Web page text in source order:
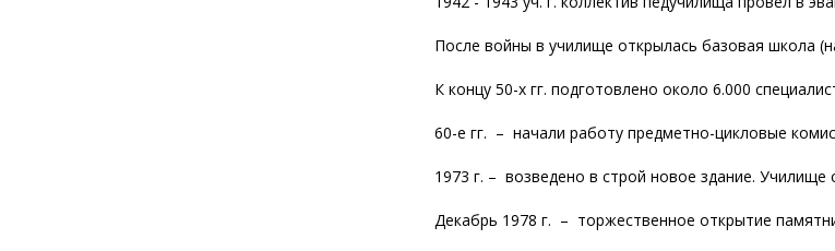
После войны в училище открылась базовая школа
К концу 50-х гг. подготовлено около 6.000
60-е гг. – начали работу предметно-цикловые
1973 г. – возведено в строй новое здание.
Декабрь 1978 г. – торжественное открытие